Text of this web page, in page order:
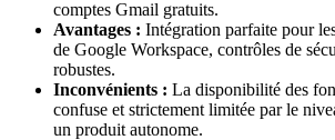
comptes Gmail gratuits.
Avantages : Intégration parfaite pour
de Google Workspace, contrôles de
robustes.
Inconvénients : La disponibilité des
confuse et strictement limitée par le
un produit autonome.